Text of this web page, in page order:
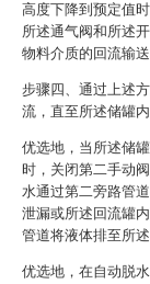
高度下降到预定值
所述通气阀和所述
物料介质的回流输送
步骤四、通过上述
流，直至所述储罐
优选地，当所述储
时，关闭第二手动
水通过第二旁路管
泄漏或所述回流罐
管道将液体排至所述
优选地，在自动脱